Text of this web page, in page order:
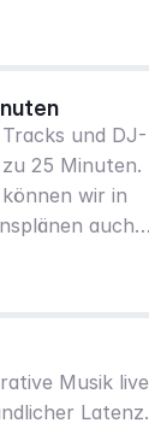
und DJ-
25 Minuten.
wir in
auch
Musik live
Latenz.